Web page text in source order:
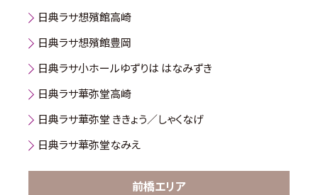
日典ラサ想殯館高崎
日典ラサ想殯館豊岡
日典ラサ小ホールゆずりは はなみずき
日典ラサ華弥堂高崎
日典ラサ華弥堂 ききょう／しゃくなげ
日典ラサ華弥堂なみえ
前橋エリア